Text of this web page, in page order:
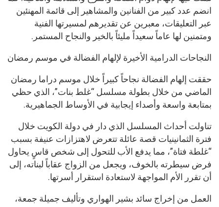
انضم عدد كبير من الفنانين والمشاهير إلى قائمة المهنئين
عبر التعليقات، معبرين عن تقديرهم لمسيرتها الفنية
ومتمنين لها عاماً سعيداً مليئاً بالخير والنجاح المستمر.
النجاحات الدرامية الأخيرة لإلهام الفضالة في موسم رمضان
حققت إلهام الفضالة نجاحاً كبيراً خلال موسم دراما رمضان
الماضي من خلال بطولة مسلسل “غلط بنات”، الذي حظي
بمتابعة واسعة وأصداء إيجابية في الأوساط الجماهيرية.
تناولت أحداث المسلسل الذي دار في دولة الكويت خلال
فترة الثمانينيات قصة عائلة تتعرض لاهتزازات عنيفة بسبب
“غلطة فتاة”، مما يدفع الأب للتحول إلى شخص قاسٍ يحاول
فرض سيطرته بالخوف، ويجعل من الزواج عقاباً لبناته، إلى
أن تقرر الأم المواجهة لاستعادة استقرار أسرتها.
العمل من إخراج سائد بشير الهواري وتأليف جميلة جمعة،